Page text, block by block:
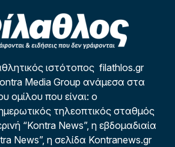
ιστότοπος filathlos.gr
Media Group ανάμεσα στα
ομίλου που είναι: ο
τηλεοπτικός σταθμός
“Kontra News”, η εβδομαδιαία
News”, η σελίδα Kontranews.gr